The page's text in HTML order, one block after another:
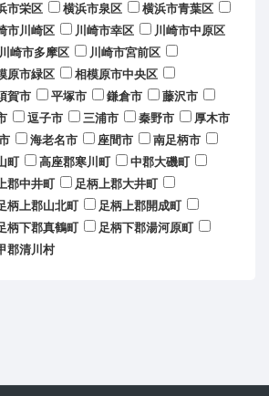
市栄区 横浜市泉区
横浜市青葉区
市川崎区 川崎市幸区
川崎市中原区
川崎市多摩区
川崎市宮前区
原市緑区
相模原市中央区
賀市 平塚市 鎌倉市
藤沢市
逗子市 三浦市 秦野市
厚木市
海老名市 座間市
南足柄市
町 高座郡寒川町
中郡大磯町
郡中井町
足柄上郡大井町
柄上郡山北町
足柄上郡開成町
柄下郡真鶴町
足柄下郡湯河原町
郡清川村